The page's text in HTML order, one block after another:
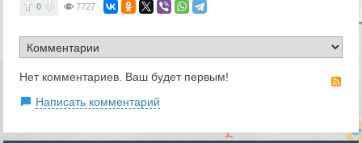
0 7727
Нет комментариев. Ваш будет первым!
Написать комментарий